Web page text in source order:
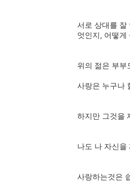
서로 상대를 잘
엇인지, 어떻게
위의 젊은 부부
사랑은 누구나
하지만 그것을
나도 나 자신을
사랑하는것은